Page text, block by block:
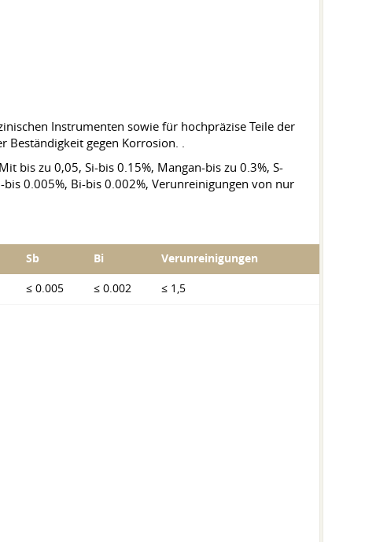
Instrumenten sowie für hochpräzise Teile der
Beständigkeit gegen Korrosion. .
bis zu 0,05, Si-bis 0.15%, Mangan-bis zu 0.3%, S-
bis 0.005%, Bi-bis 0.002%, Verunreinigungen von nur
Sb Bi Verunreinigungen
≤ 0.005 ≤ 0.002 ≤ 1,5